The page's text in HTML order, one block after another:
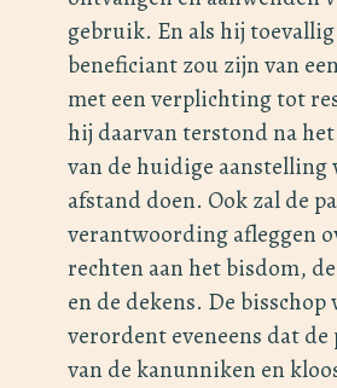
gebruik. En als hij
beneficiant zou zijn van
met een verplichting tot
hij daarvan terstond na
van de huidige
afstand doen. Ook zal de
verantwoording afleggen
rechten aan het bisdom,
en de dekens. De bisschop
verordent eveneens dat de
van de kanunniken en